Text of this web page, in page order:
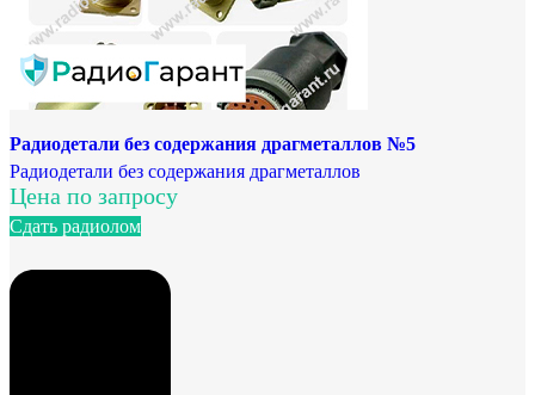
Радиодетали без содержания драгметаллов №5
Радиодетали без содержания драгметаллов
Цена по запросу
Сдать радиолом